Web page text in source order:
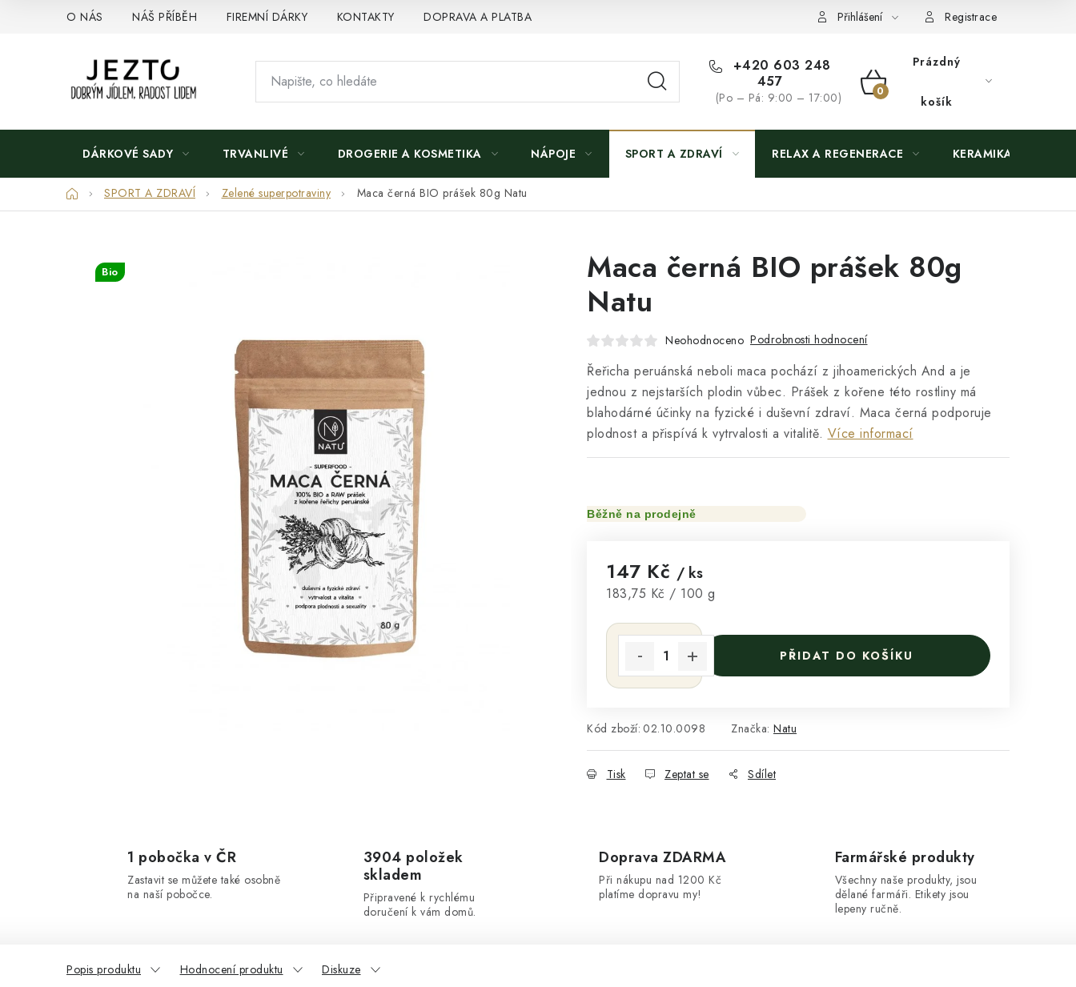
O NÁS NÁŠ PŘÍBĚH FIREMNÍ DÁRKY KONTAKTY DOPRAVA A PLATBA Přihlášení Registrace
+420 603 248
457
(Po – Pá: 9:00 – 17:00)
NÁKUPNÍ
Prázdný
košík
DÁRKOVÉ SADY TRVANLIVÉ DROGERIE A KOSMETIKA NÁPOJE SPORT A ZDRAVÍ RELAX A REGENERACE KERAMIKA
DomůSPORT A ZDRAVÍ Zelené superpotraviny Maca černá BIO prášek 80g Natu
Maca černá BIO prášek 80g
Natu
Neohodnoceno Podrobnosti hodnocení
Řeřicha peruánská neboli maca pochází z jihoamerických And a je
jednou z nejstarších plodin vůbec. Prášek z kořene této rostliny má
blahodárné účinky na fyzické i duševní zdraví. Maca černá podporuje
plodnost a přispívá k vytrvalosti a vitalitě. Více informací
Běžně na prodejně
147 Kč / ks
Měrná cena:
183,75 Kč / 100 g
PŘIDAT DO KOŠÍKU
Kód zboží: 02.10.0098 Značka: Natu
Tisk Zeptat se Sdílet
Bio
1 pobočka v ČR
Zastavit se můžete také osobně
na naší pobočce.
3904 položek
skladem
Připravené k rychlému
doručení k vám domů.
Doprava ZDARMA
Při nákupu nad 1200 Kč
platíme dopravu my!
Farmářské produkty
Všechny naše produkty, jsou
dělané farmáři. Etikety jsou
lepeny ručně.
Popis produktu Hodnocení produktu Diskuze